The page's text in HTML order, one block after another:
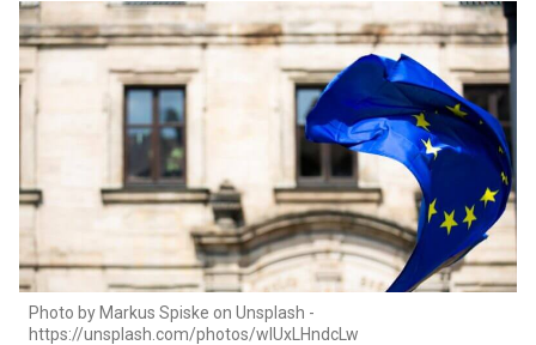
Photo by Markus Spiske on Unsplash -
https://unsplash.com/photos/wIUxLHndcLw